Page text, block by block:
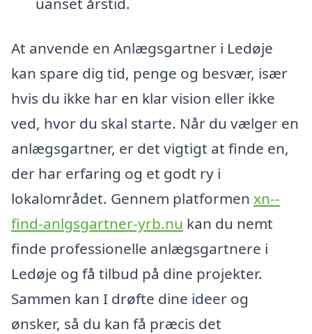
At anvende en Anlægsgartner i Ledøje
kan spare dig tid, penge og besvær, især
hvis du ikke har en klar vision eller ikke
ved, hvor du skal starte. Når du vælger en
anlægsgartner, er det vigtigt at finde en,
der har erfaring og et godt ry i
lokalområdet. Gennem platformen xn--
find-anlgsgartner-yrb.nu kan du nemt
finde professionelle anlægsgartnere i
Ledøje og få tilbud på dine projekter.
Sammen kan I drøfte dine ideer og
ønsker, så du kan få præcis det